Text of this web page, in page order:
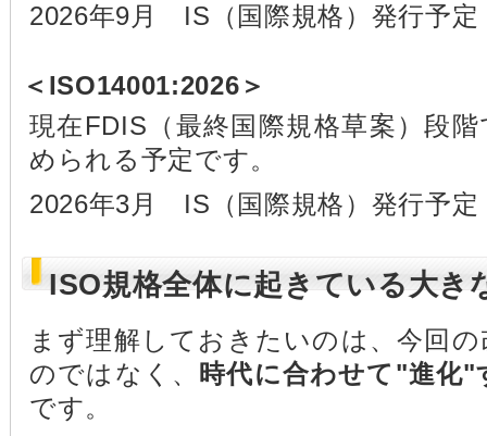
2026年9月 IS（国際規格）発行予定
＜ISO14001:2026＞
現在FDIS（最終国際規格草案）段
められる予定です。
2026年3月 IS（国際規格）発行予定
ISO規格全体に起きている大き
まず理解しておきたいのは、今回
のではなく、
時代に合わせて"進化"
です。